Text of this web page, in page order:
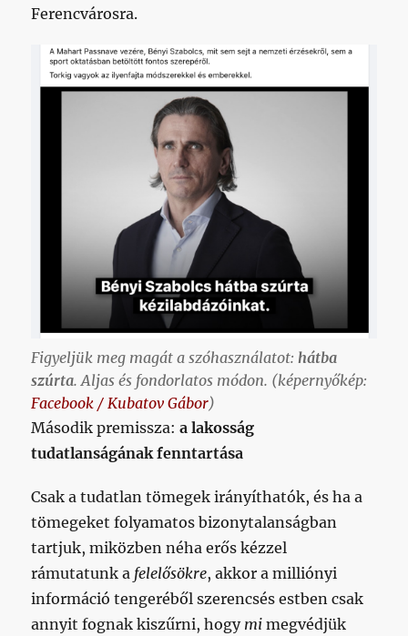
Ferencvárosra.
Figyeljük meg magát a szóhasználatot:hátba
szúrta. Aljas és fondorlatos módon. (képernyőkép:
Facebook / Kubatov Gábor)
Második premissza:a lakosság
tudatlanságának fenntartása
Csak a tudatlan tömegek irányíthatók, és ha a
tömegeket folyamatos bizonytalanságban
tartjuk, miközben néha erős kézzel
rámutatunk a felelősökre, akkor a milliónyi
információ tengeréből szerencsés estben csak
annyit fognak kiszűrni, hogy mi megvédjük